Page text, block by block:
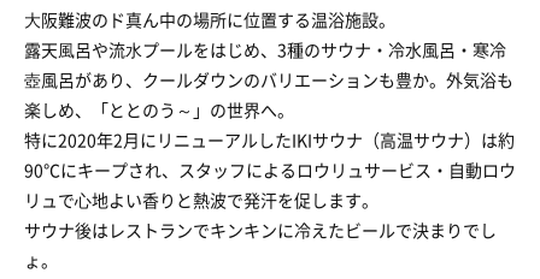
⼤阪難波のド真ん中の場所に位置する温浴施設。
露天⾵呂や流⽔プールをはじめ、3種のサウナ・冷水風呂・寒冷
壺風呂があり、クールダウンのバリエーションも豊か。外気浴も
楽しめ、「ととのう～」の世界へ。
特に2020年2月にリニューアルしたIKIサウナ（高温サウナ）は約
90℃にキープされ、スタッフによるロウリュサービス・自動ロウ
リュで⼼地よい香りと熱波で発汗を促します。
サウナ後はレストランでキンキンに冷えたビールで決まりでし
ょ。